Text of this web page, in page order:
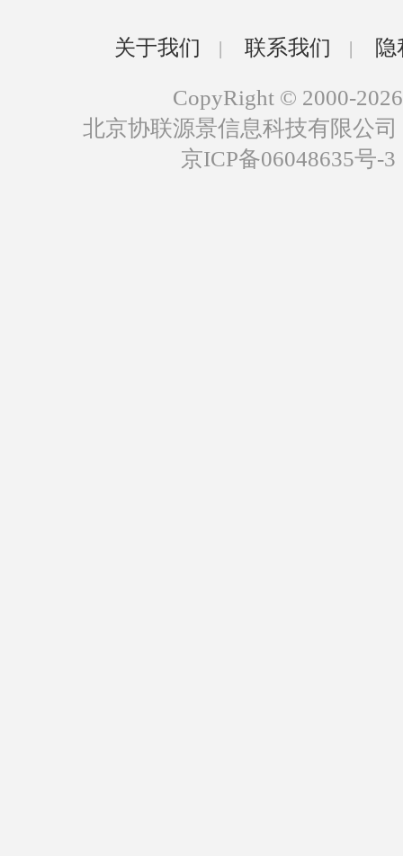
关于我们 | 联系我们 |
CopyRight © 2000-2026
北京协联源景信息科技有限公
京ICP备06048635号-3